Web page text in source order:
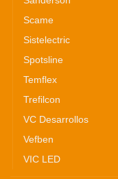
Scame
Sistelectric
Spotsline
Temflex
Trefilcon
VC Desarrollos
Vefben
VIC LED